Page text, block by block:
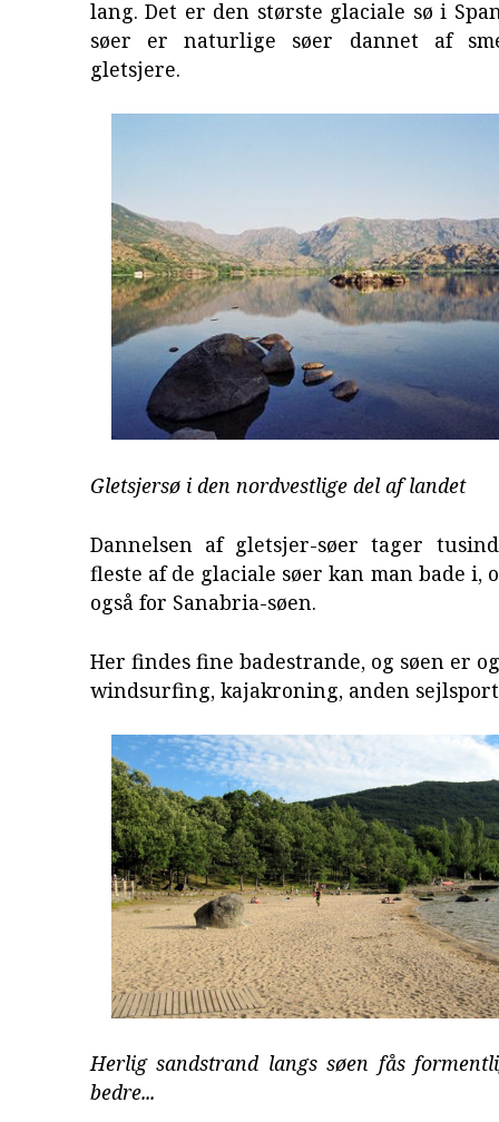
lang. Det er den største glaciale sø i
søer er naturlige søer dannet af
gletsjere.
Gletsjersø i den nordvestlige del af landet
Dannelsen af gletsjer-søer tager
fleste af de glaciale søer kan man bade i,
også for Sanabria-søen.
Her findes fine badestrande, og søen er
windsurfing, kajakroning, anden
Herlig sandstrand langs søen fås
bedre...